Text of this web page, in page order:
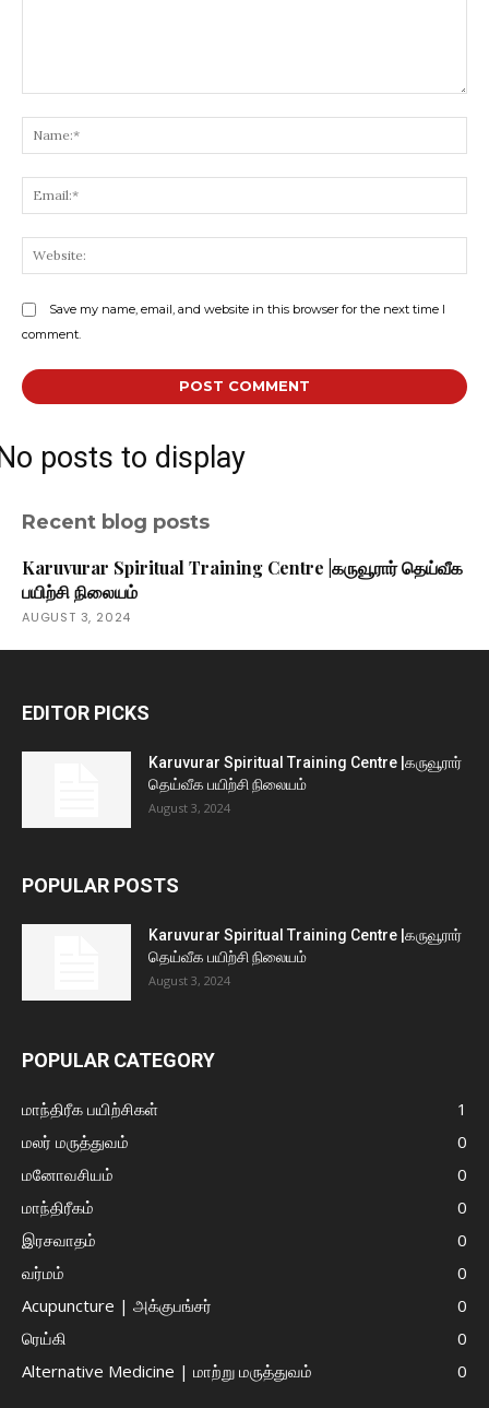
Save my name, email, and website in this browser for the next time I
comment.
posts to display
Recent blog posts
Karuvurar Spiritual Training Centre |கருவூரார் தெய்வீக
பயிற்சி நிலையம்
AUGUST 3, 2024
EDITOR PICKS
Karuvurar Spiritual Training Centre |கருவூரார்
தெய்வீக பயிற்சி நிலையம்
August 3, 2024
POPULAR POSTS
Karuvurar Spiritual Training Centre |கருவூரார்
தெய்வீக பயிற்சி நிலையம்
August 3, 2024
POPULAR CATEGORY
மாந்திரீக பயிற்சிகள்
1
மலர் மருத்துவம்
0
மனோவசியம்
0
மாந்திரீகம்
0
இரசவாதம்
0
வர்மம்
0
Acupuncture | அக்குபங்சர்
0
ரெய்கி
0
Alternative Medicine | மாற்று மருத்துவம்
0